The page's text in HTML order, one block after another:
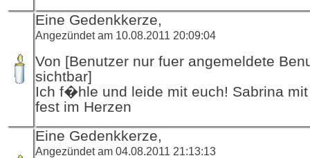
Eine Gedenkkerze,
Angezündet am 10.08.2011 20:09:04
Von [Benutzer nur fuer angemeldete
sichtbar]
Ich f�hle und leide mit euch! Sabrina
fest im Herzen
Eine Gedenkkerze,
Angezündet am 04.08.2011 21:13:13